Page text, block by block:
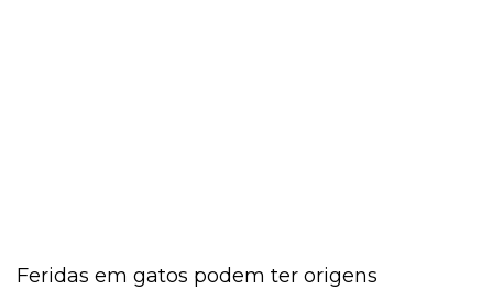
Feridas em gatos podem ter origens